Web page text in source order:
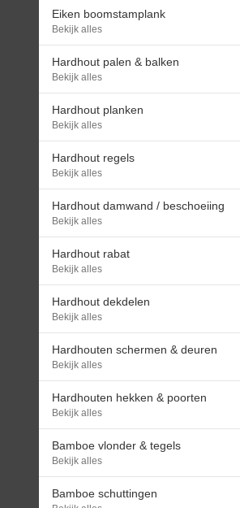
Eiken boomstamplank
Bekijk alles
Hardhout palen & balken
Bekijk alles
Hardhout planken
Bekijk alles
Hardhout regels
Bekijk alles
Hardhout damwand / beschoeiing
Bekijk alles
Hardhout rabat
Bekijk alles
Hardhout dekdelen
Bekijk alles
Hardhouten schermen & deuren
Bekijk alles
Hardhouten hekken & poorten
Bekijk alles
Bamboe vlonder & tegels
Bekijk alles
Bamboe schuttingen